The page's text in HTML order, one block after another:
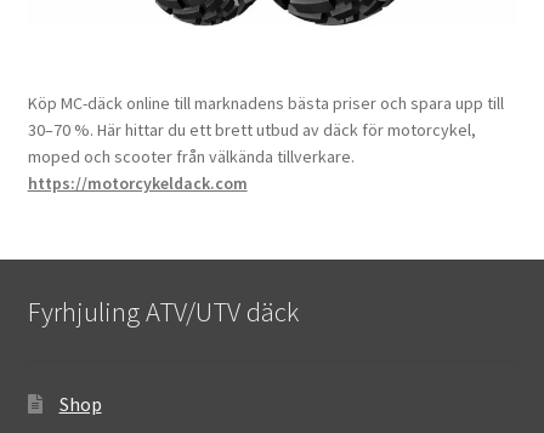
Köp MC-däck online till marknadens bästa priser och spara upp till
30–70 %. Här hittar du ett brett utbud av däck för motorcykel,
moped och scooter från välkända tillverkare.
https://motorcykeldack.com
Fyrhjuling ATV/UTV däck
Shop